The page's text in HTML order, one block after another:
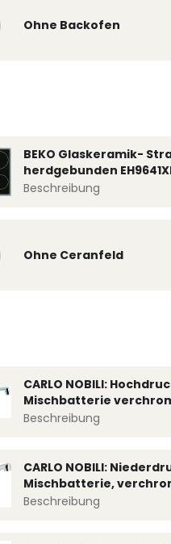
Ohne Backofen
BEKO Glaskeramik-
herdgebunden
Beschreibung
Ohne Ceranfeld
CARLO NOBILI:
Mischbatterie
Beschreibung
CARLO NOBILI:
Mischbatterie,
Beschreibung